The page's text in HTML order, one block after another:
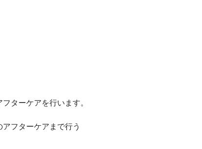
ターケアを行います。
フターケアまで行う